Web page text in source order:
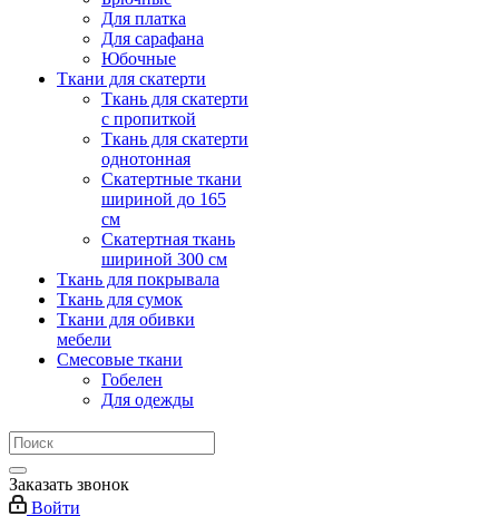
Для платка
Для сарафана
Юбочные
Ткани для скатерти
Ткань для скатерти
с пропиткой
Ткань для скатерти
однотонная
Скатертные ткани
шириной до 165
см
Скатертная ткань
шириной 300 см
Ткань для покрывала
Ткань для сумок
Ткани для обивки
мебели
Смесовые ткани
Гобелен
Для одежды
Заказать звонок
Войти